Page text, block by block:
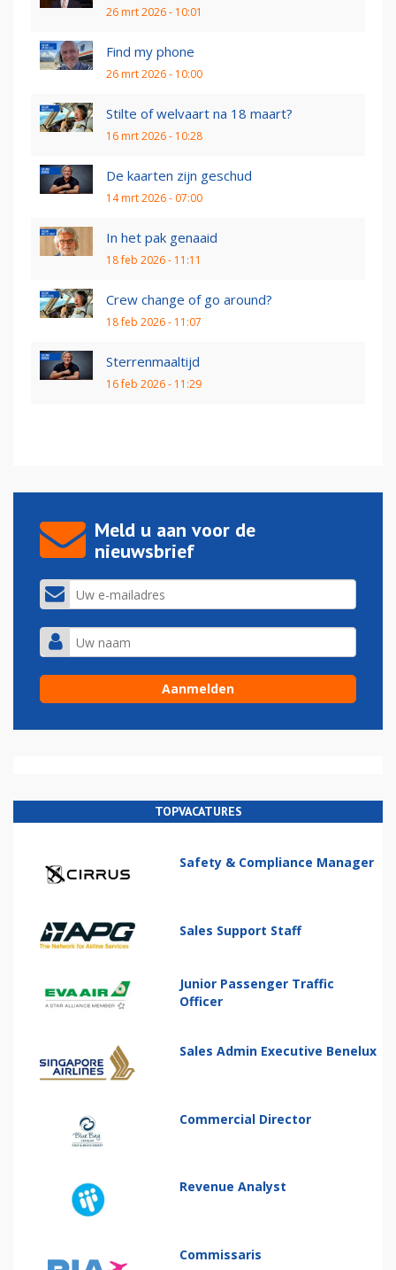
26 mrt 2026 - 10:01
Find my phone
26 mrt 2026 - 10:00
Stilte of welvaart na 18 maart?
16 mrt 2026 - 10:28
De kaarten zijn geschud
14 mrt 2026 - 07:00
In het pak genaaid
18 feb 2026 - 11:11
Crew change of go around?
18 feb 2026 - 11:07
Sterrenmaaltijd
16 feb 2026 - 11:29
Meld u aan voor de
nieuwsbrief
TOPVACATURES
Safety & Compliance Manager
Sales Support Staff
Junior Passenger Traffic
Officer
Sales Admin Executive Benelux
Commercial Director
Revenue Analyst
Commissaris